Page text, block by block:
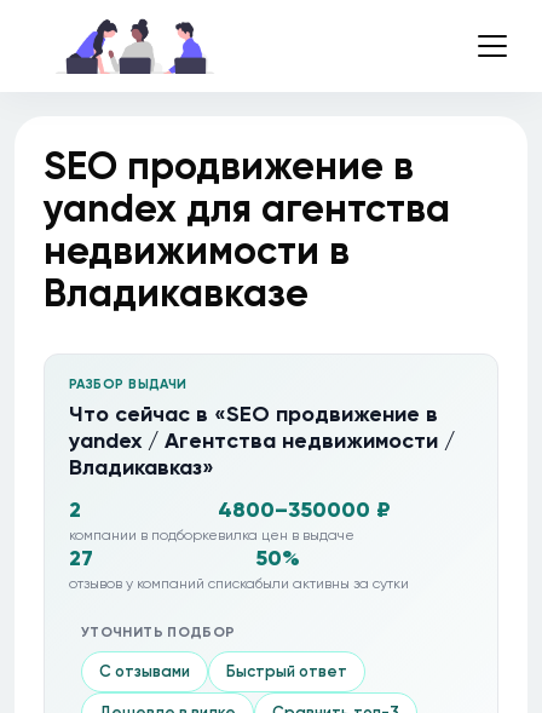
SEO продвижение в
yandex для агентства
недвижимости в
Владикавказе
РАЗБОР ВЫДАЧИ
Что сейчас в «SEO продвижение в
yandex / Агентства недвижимости /
Владикавказ»
2
компании в подборке
4800–350000 ₽
вилка цен в выдаче
27
отзывов у компаний списка
50%
были активны за сутки
УТОЧНИТЬ ПОДБОР
С отзывами Быстрый ответ